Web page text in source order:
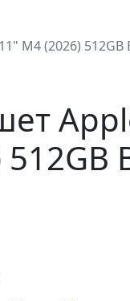
M4 (2026) 512GB